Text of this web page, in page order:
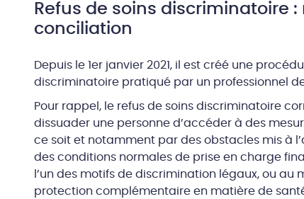
Refus de soins discriminatoire
conciliation
Depuis le 1er janvier 2021, il est créé une
discriminatoire pratiqué par un professionnel
Pour rappel, le refus de soins discriminatoire
dissuader une personne d’accéder à des
ce soit et notamment par des obstacles mis à
des conditions normales de prise en charge
l’un des motifs de discrimination légaux, ou
protection complémentaire en matière de